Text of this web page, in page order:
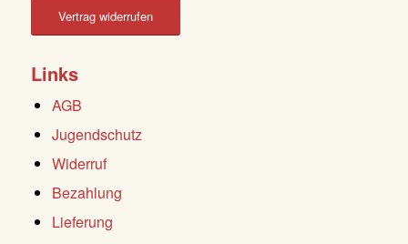
Vertrag widerrufen
Links
AGB
Jugendschutz
Widerruf
Bezahlung
Lieferung